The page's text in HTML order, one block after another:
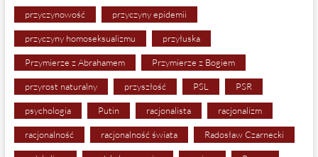
przyczynowość przyczyny epidemii
przyczyny homoseksualizmu przyłuska
Przymierze z Abrahamem Przymierze z Bogiem
przyrost naturalny przyszłość PSL PSR
psychologia Putin racjonalista racjonalizm
racjonalność racjonalność świata Radosław Czarnecki